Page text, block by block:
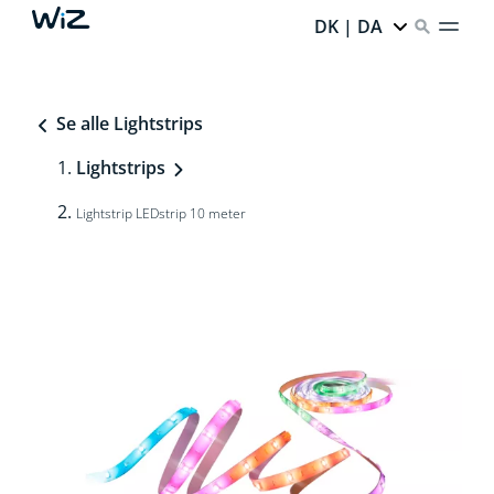
DK | DA
Se alle Lightstrips
Lightstrips
Lightstrip LEDstrip 10 meter